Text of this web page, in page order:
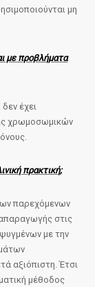
μη
με προβλήματα
έχει
χρωμοσωμικών
πρακτική;
παρεχόμενων
στις
με την
αξιόπιστη. Έτσι
μέθοδος